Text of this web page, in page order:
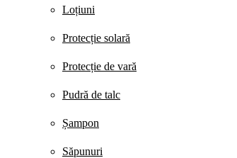
Loțiuni
Protecție solară
Protecție de vară
Pudră de talc
Șampon
Săpunuri